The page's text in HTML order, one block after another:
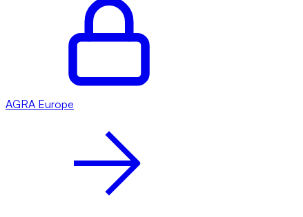
AGRA Europe